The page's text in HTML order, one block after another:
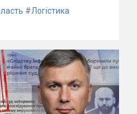
#Логістика